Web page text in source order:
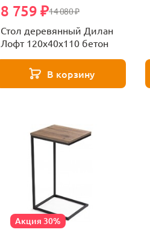
14 080 ₽
8 759 ₽
Стол деревянный Дилан
Лофт 120х40х110 бетон
В корзину
Акция 30%